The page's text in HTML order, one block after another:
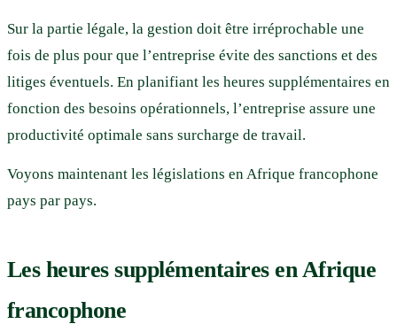
Sur la partie légale, la gestion doit être irréprochable une
fois de plus pour que l’entreprise évite des sanctions et des
litiges éventuels. En planifiant les heures supplémentaires en
fonction des besoins opérationnels, l’entreprise assure une
productivité optimale sans surcharge de travail.
Voyons maintenant les législations en Afrique francophone
pays par pays.
Les heures supplémentaires en Afrique
francophone